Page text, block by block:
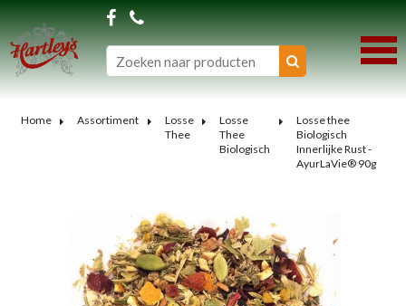
Home Assortiment
Losse
Thee
Losse
Thee
Biologisch
Losse thee
Biologisch
Innerlijke Rust -
AyurLaVie® 90g